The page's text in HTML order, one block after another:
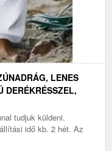
LENES
DERÉKRÉSSZEL,
tudjuk küldeni.
idő kb. 2 hét. Az